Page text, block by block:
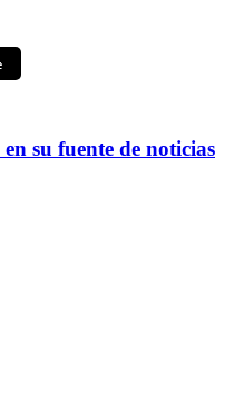
en su fuente de noticias